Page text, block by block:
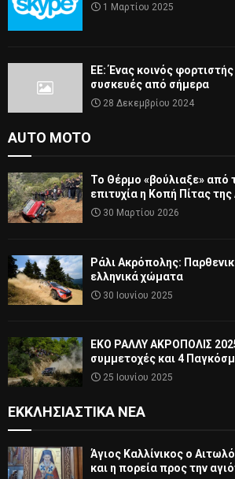
1 Μαρτίου 2025
ΕΕ: Ένας κοινός φορτιστής
συσκευές από σήμερα
28 Δεκεμβρίου 2024
AUTO MOTO
Το Θέρμο «βούλιαξε» από
επιτυχία η Κοπή Πίτας
30 Μαρτίου 2026
Ράλι Ακρόπολης:
ελληνικά χώματα
30 Ιουνίου 2025
ΕΚΟ ΡΑΛΛΥ ΑΚΡΟΠΟΛΙΣ
συμμετοχές και 4
25 Ιουνίου 2025
ΕΚΚΛΗΣΙΑΣΤΙΚΆ ΝΈΑ
Άγιος Καλλίνικος ο
και η πορεία προς την